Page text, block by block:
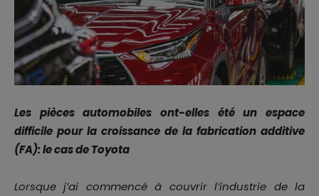
Les pièces automobiles ont-elles été un espace
difficile pour la croissance de la fabrication additive
(FA): le cas de Toyota
Lorsque j’ai commencé à couvrir l’industrie de la